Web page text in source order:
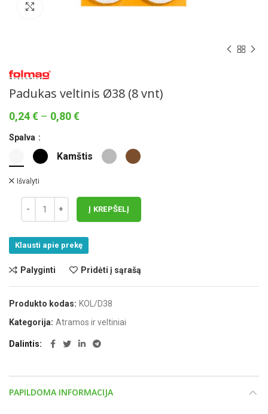
Norėdami padidinti spauskite čia
Padukas veltinis Ø38 (8 vnt)
0,24€ – 0,80€Price
through
0,80 €
Spalva
Kamštis
Išvalyti
Į KREPŠELĮ
Klausti apie prekę
Palyginti Pridėti į sąrašą
Produkto kodas: KOL/D38
Kategorija: Atramos ir veltiniai
Dalintis
PAPILDOMA INFORMACIJA